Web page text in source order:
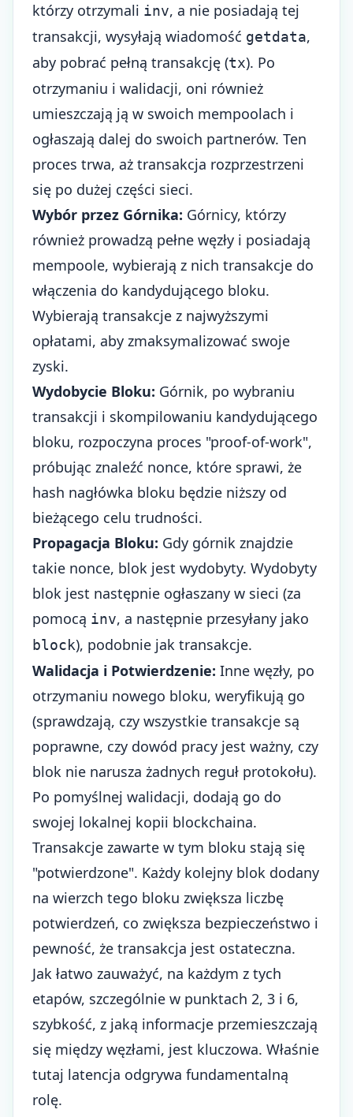
którzy otrzymali inv, a nie posiadają tej
transakcji, wysyłają wiadomość getdata,
aby pobrać pełną transakcję (tx). Po
otrzymaniu i walidacji, oni również
umieszczają ją w swoich mempoolach i
ogłaszają dalej do swoich partnerów. Ten
proces trwa, aż transakcja rozprzestrzeni
się po dużej części sieci.
Wybór przez Górnika: Górnicy, którzy
również prowadzą pełne węzły i posiadają
mempoole, wybierają z nich transakcje do
włączenia do kandydującego bloku.
Wybierają transakcje z najwyższymi
opłatami, aby zmaksymalizować swoje
zyski.
Wydobycie Bloku: Górnik, po wybraniu
transakcji i skompilowaniu kandydującego
bloku, rozpoczyna proces "proof-of-work",
próbując znaleźć nonce, które sprawi, że
hash nagłówka bloku będzie niższy od
bieżącego celu trudności.
Propagacja Bloku: Gdy górnik znajdzie
takie nonce, blok jest wydobyty. Wydobyty
blok jest następnie ogłaszany w sieci (za
pomocą inv, a następnie przesyłany jako
block), podobnie jak transakcje.
Walidacja i Potwierdzenie: Inne węzły, po
otrzymaniu nowego bloku, weryfikują go
(sprawdzają, czy wszystkie transakcje są
poprawne, czy dowód pracy jest ważny, czy
blok nie narusza żadnych reguł protokołu).
Po pomyślnej walidacji, dodają go do
swojej lokalnej kopii blockchaina.
Transakcje zawarte w tym bloku stają się
"potwierdzone". Każdy kolejny blok dodany
na wierzch tego bloku zwiększa liczbę
potwierdzeń, co zwiększa bezpieczeństwo i
pewność, że transakcja jest ostateczna.
Jak łatwo zauważyć, na każdym z tych
etapów, szczególnie w punktach 2, 3 i 6,
szybkość, z jaką informacje przemieszczają
się między węzłami, jest kluczowa. Właśnie
tutaj latencja odgrywa fundamentalną
rolę.